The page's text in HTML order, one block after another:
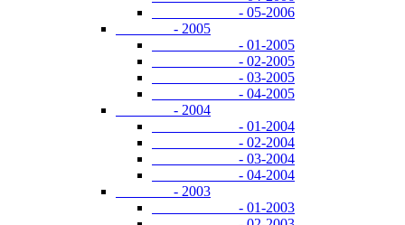
- 05-2006
- 2005
- 01-2005
- 02-2005
- 03-2005
- 04-2005
- 2004
- 01-2004
- 02-2004
- 03-2004
- 04-2004
- 2003
- 01-2003